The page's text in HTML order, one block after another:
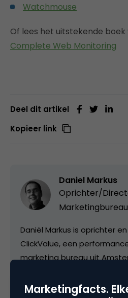
Watchmouse
Of lees het uitstekende boek
Complete Web Monitoring
Deel dit artikel
Kopieer link
Daniel Markus
Oprichter/
Daniël Markus is oprichter
ClickValue, een
marketing bureau uit
helpt hij opdrachtgevers bij
Marketingfacts.